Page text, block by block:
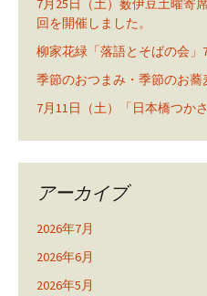
7月25日（土）薮伊豆土曜寄
回を開催しました。
柳家花緑「落語とそばの会」
季節のおつまみ・季節のお蕎
7月11日（土）「日本橋つか
アーカイブ
2026年7月
2026年6月
2026年5月